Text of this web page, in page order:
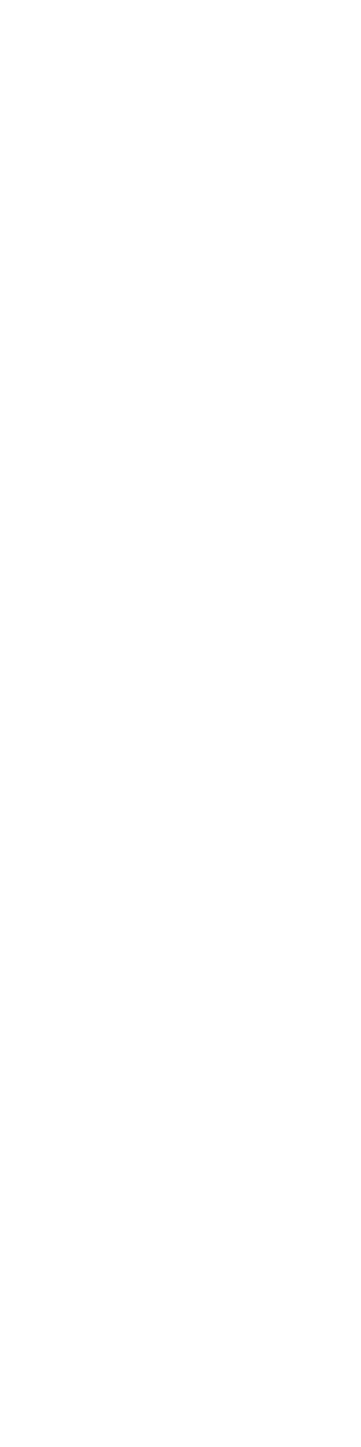
General Studies nicht an einer zentralen Stelle verankert,
für Veranstaltungen anmelden, um daran teilnehmen zu
Einrichtung variieren und u.a. elektronisch (z.B. über HIS), über
müssen.
(StO) und der Prüfungsordnung (PO) zu Beginn des Studiums
und einer bestimmten Anzahl an Leistungspunkten. Die
verbindet, ist also ein quantitatives Maß.
zur Studium-Endnote zusammengerechnet. Der
Für die im B.A.-Studiengang obligatorische
Informationen kann nicht übernommen werden. Es ist daher
werden zudem auf der Website der General Studies in
Neigungen und beruflichen Plänen des Studierenden
dort einmal zu arbeiten, sollte in den General Studies
Schriftkompetenz weiterbringen. Ebenso könnten Module im
leiten zu lassen.